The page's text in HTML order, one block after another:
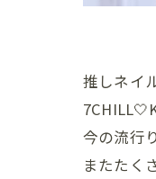
推しネイ
今の流行
またたく